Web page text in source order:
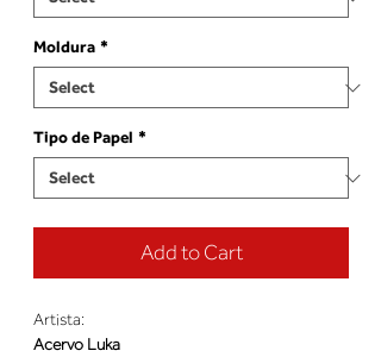
Moldura *
Tipo de Papel *
Add to Cart
Artista:
Acervo Luka